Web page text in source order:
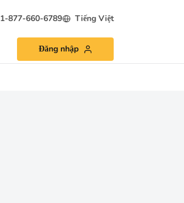
1-877-660-6789 Tiếng Việt
Đăng nhập